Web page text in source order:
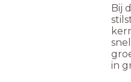
Bij
in